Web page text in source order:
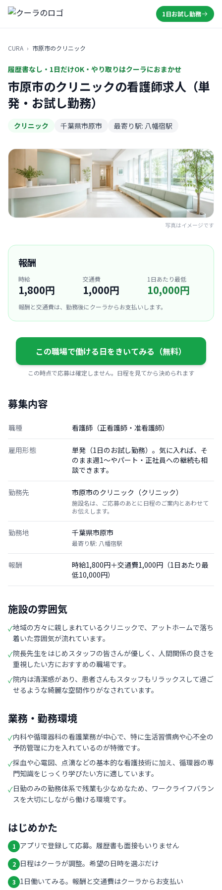
1日お試し勤務
CURA › 市原市のクリニック
履歴書なし・1日だけOK・やり取りはクーラにおまかせ
市原市のクリニックの看護師求人（単
発・お試し勤務）
クリニック 千葉県市原市 最寄り駅: 八幡宿駅
写真はイメージです
報酬
時給
1,800円
交通費
1,000円
1日あたり最低
10,000円
報酬と交通費は、勤務後にクーラからお支払いします。
この職場で働ける日をきいてみる（無料）
この時点で応募は確定しません。日程を見てから決められます
募集内容
職種 看護師（正看護師・准看護師）
雇用形態
単発（1日のお試し勤務）。気に入れば、そ
のまま週1〜やパート・正社員への継続も相
談できます。
勤務先 市原市のクリニック（クリニック）
施設名は、ご応募のあとに日程のご案内とあわせて
お伝えします。
勤務地 千葉県市原市
最寄り駅: 八幡宿駅
報酬
時給1,800円＋交通費1,000円（1日あたり最
低10,000円）
施設の雰囲気
✓地域の方々に親しまれているクリニックで、アットホームで落ち
着いた雰囲気が流れています。
✓院長先生をはじめスタッフの皆さんが優しく、人間関係の良さを
重視したい方におすすめの職場です。
✓院内は清潔感があり、患者さんもスタッフもリラックスして過ご
せるような綺麗な空間作りがなされています。
業務・勤務環境
✓内科や循環器科の看護業務が中心で、特に生活習慣病や心不全の
予防管理に力を入れているのが特徴です。
✓採血や心電図、点滴などの基本的な看護技術に加え、循環器の専
門知識をじっくり学びたい方に適しています。
✓日勤のみの勤務体系で残業も少なめなため、ワークライフバラン
スを大切にしながら働ける環境です。
はじめかた
1 アプリで登録して応募。履歴書も面接もいりません
2 日程はクーラが調整。希望の日時を選ぶだけ
3 1日働いてみる。報酬と交通費はクーラからお支払い